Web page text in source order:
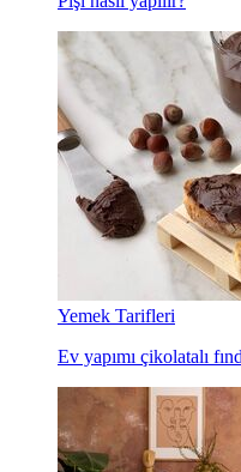
Yemek Tarifleri
Ev yapımı çikolatalı